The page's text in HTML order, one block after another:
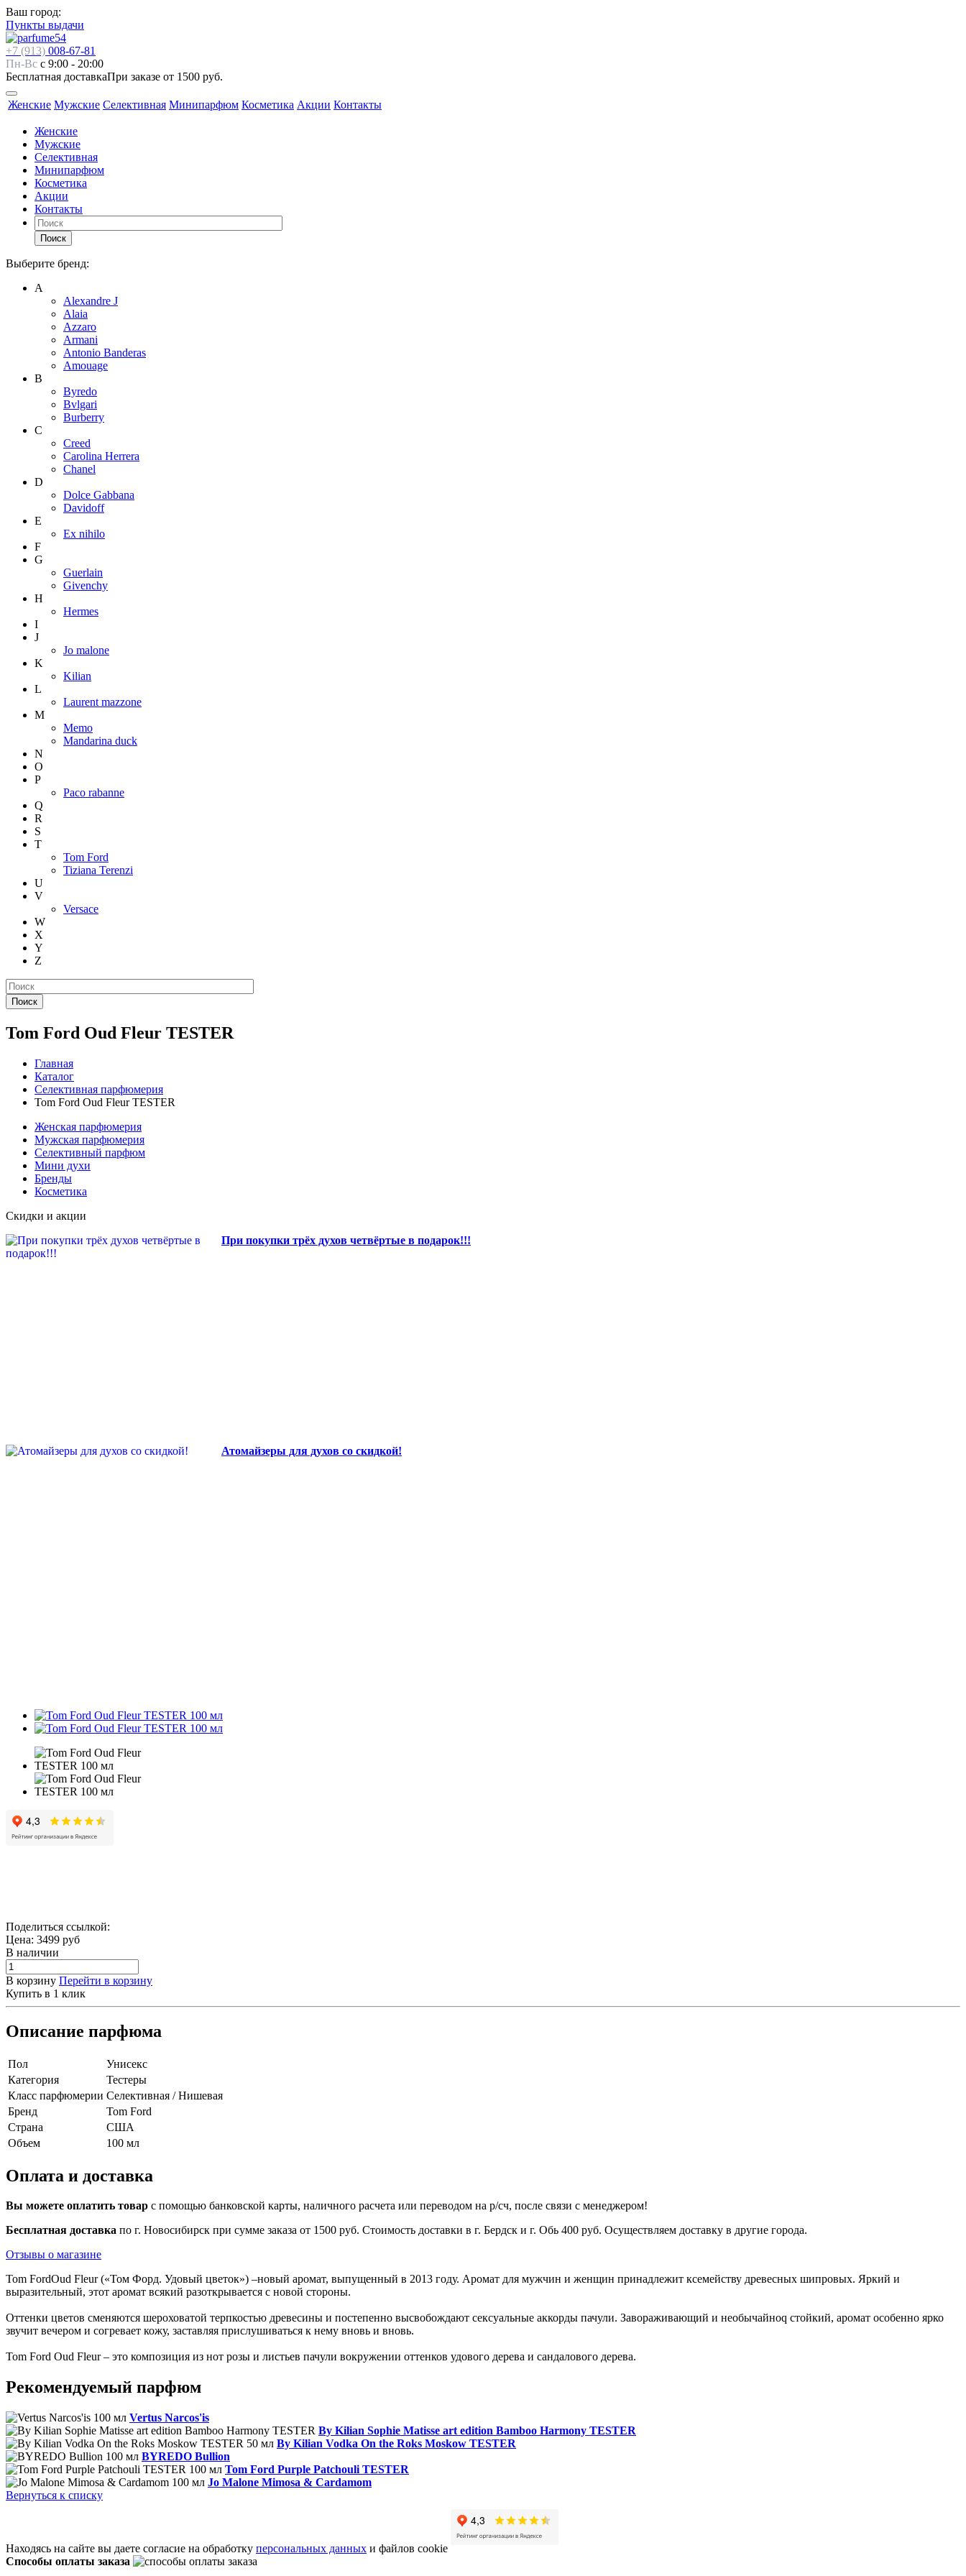
Ваш город:
Пункты выдачи
+7 (913) 008-67-81
Пн-Вс с 9:00 - 20:00
Бесплатная доставкаПри заказе от 1500 руб.
Женские Мужские Селективная Минипарфюм Косметика Акции Контакты
Женские
Мужские
Селективная
Минипарфюм
Косметика
Акции
Контакты
Поиск
Выберите бренд:
А
Alexandre J
Alaia
Azzaro
Armani
Antonio Banderas
Amouage
B
Byredo
Bvlgari
Burberry
C
Creed
Carolina Herrera
Chanel
D
Dolce Gabbana
Davidoff
E
Ex nihilo
F
G
Guerlain
Givenchy
H
Hermes
I
J
Jo malone
K
Kilian
L
Laurent mazzone
M
Memo
Mandarina duck
N
O
P
Paco rabanne
Q
R
S
T
Tom Ford
Tiziana Terenzi
U
V
Versace
W
X
Y
Z
Поиск
Tom Ford Oud Fleur TESTER
Главная
Каталог
Селективная парфюмерия
Tom Ford Oud Fleur TESTER
Женская парфюмерия
Мужская парфюмерия
Селективный парфюм
Мини духи
Бренды
Косметика
Скидки и акции
При покупки трёх духов четвёртые в подарок!!!
Атомайзеры для духов со скидкой!
Поделиться ссылкой:
Цена: 3499 руб
В наличии
В корзину Перейти в корзину
Купить в 1 клик
Описание парфюма
Пол
Унисекс
Категория
Тестеры
Класс парфюмерии Селективная / Нишевая
Бренд
Tom Ford
Страна
США
Объем
100 мл
Оплата и доставка
Вы можете оплатить товар с помощью банковской карты, наличного расчета или переводом на р/сч, после связи с менеджером!
Бесплатная доставка по г. Новосибирск при сумме заказа от 1500 руб. Стоимость доставки в г. Бердск и г. Обь 400 руб. Осуществляем доставку в другие города.
Отзывы о магазине
Tom FordOud Fleur («Том Форд. Удовый цветок») –новый аромат, выпущенный в 2013 году. Аромат для мужчин и женщин принадлежит ксемейству древесных шипровых. Яркий и
выразительный, этот аромат всякий разоткрывается с новой стороны.
Оттенки цветов сменяются шероховатой терпкостью древесины и постепенно высвобождают сексуальные аккорды пачули. Завораживающий и необычайноq стойкий, аромат особенно ярко
звучит вечером и согревает кожу, заставляя прислушиваться к нему вновь и вновь.
Tom Ford Oud Fleur – это композиция из нот розы и листьев пачули вокружении оттенков удового дерева и сандалового дерева.
Рекомендуемый парфюм
Vertus Narcos'is
By Kilian Sophie Matisse art edition Bamboo Harmony TESTER
By Kilian Vodka On the Roks Moskow TESTER
BYREDO Bullion
Tom Ford Purple Patchouli TESTER
Jo Malone Mimosa & Cardamom
Вернуться к списку
Находясь на сайте вы даете согласие на обработку персональных данных и файлов cookie
Способы оплаты заказа